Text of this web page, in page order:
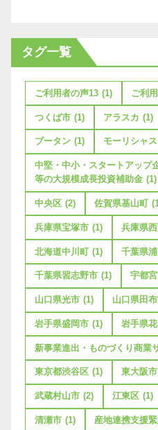
タグ一覧
ご利用者の声13 (1) ご利
つくば市 (1) アラスカ (1)
ブータン (1) モーリシャス
中堅・中小・スタートアップ
等の大規模成長投資補助金 (1)
中央区 (2) 佐賀県基山町
兵庫県宝塚市 (1) 兵庫県
北海道中川町 (1) 千葉県
千葉県習志野市 (1) 宇都
山口県光市 (1) 山口県田
岩手県盛岡市 (1) 岩手県
新事業進出・ものづくり商業
東京都渋谷区 (1) 東大阪市
武蔵村山市 (2) 江東区 (1)
清瀬市 (1) 産地連携支援